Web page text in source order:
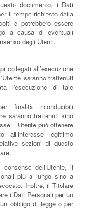
documento, i Dati
il tempo richiesto dalla
e potrebbero essere
a causa di eventuali
degli Utenti.
collegati all’esecuzione
saranno trattenuti
l’esecuzione di tale
finalità riconducibili
saranno trattenuti sino
L’Utente può ottenere
all’interesse legittimo
sezioni di questo
dell’Utente, il
più a lungo sino a
Inoltre, il Titolare
i Dati Personali per un
obbligo di legge o per